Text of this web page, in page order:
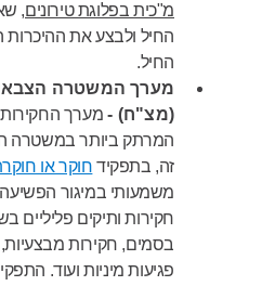
מ"כית בפלוגת טירונים,
החיל ולבצע את ההיכרות
החיל.
מערך המשטרה
(מצ"ח) - מערך
המרתק ביותר במשטרה
זה, בתפקיד חוקר או
משמעותי במיגור
חקירות ותיקים פליליים
בסמים, חקירות
פגיעות מיניות ועוד.